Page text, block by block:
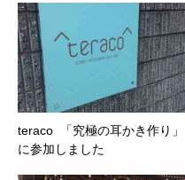
teraco 「究極の耳かき作り」
に参加しました